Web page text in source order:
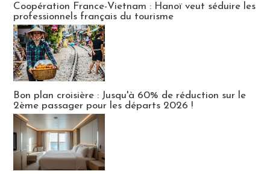
Coopération France-Vietnam : Hanoï veut séduire les
professionnels français du tourisme
Bon plan croisière : Jusqu'à 60% de réduction sur le
2ème passager pour les départs 2026 !